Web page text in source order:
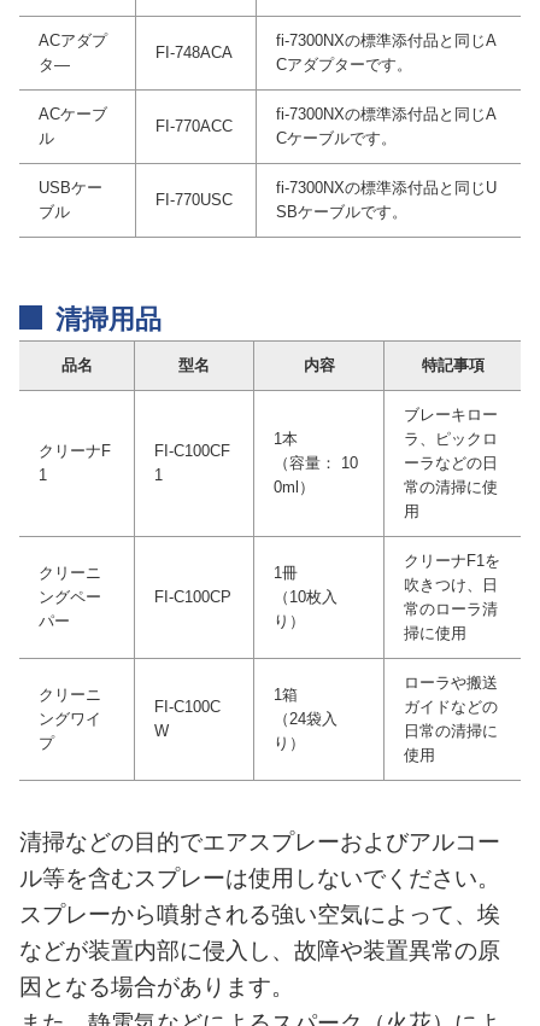
ACアダプ
タ―
FI-748ACA
fi-7300NXの標準添付品と同じA
Cアダプターです。
ACケーブ
ル
FI-770ACC
fi-7300NXの標準添付品と同じA
Cケーブルです。
USBケー
ブル
FI-770USC
fi-7300NXの標準添付品と同じU
SBケーブルです。
清掃用品
品名 型名 内容 特記事項
クリーナF
1
FI-C100CF
1
1本
（容量： 10
0ml）
ブレーキロー
ラ、ピックロ
ーラなどの日
常の清掃に使
用
クリーニ
ングペー
パー
FI-C100CP
1冊
（10枚入
り）
クリーナF1を
吹きつけ、日
常のローラ清
掃に使用
クリーニ
ングワイ
プ
FI-C100C
W
1箱
（24袋入
り）
ローラや搬送
ガイドなどの
日常の清掃に
使用
清掃などの目的でエアスプレーおよびアルコー
ル等を含むスプレーは使用しないでください。
スプレーから噴射される強い空気によって、埃
などが装置内部に侵入し、故障や装置異常の原
因となる場合があります。